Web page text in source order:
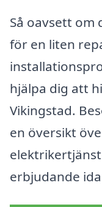
Så oavsett om
för en liten
hjälpa dig att
Vikingstad.
en översikt
erbjudande